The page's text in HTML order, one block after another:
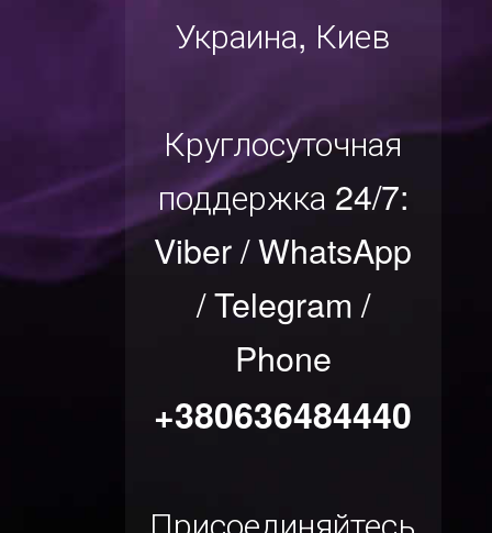
Украина, Киев
Круглосуточная
поддержка 24/7:
Viber / WhatsApp
/ Telegram /
Phone
+380636484440
Присоединяйтесь